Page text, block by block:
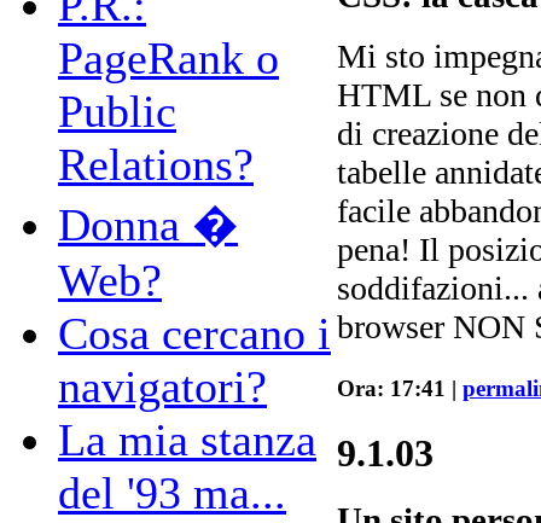
PageRank o
Public
Relations?
Donna �
Web?
Cosa cercano i
navigatori?
La mia stanza
del '93 ma...
Mi sto
HTML se non
di creazione
tabelle
facile
pena! Il
soddifazioni...
browser
Ora: 17:41 |
9.1.03